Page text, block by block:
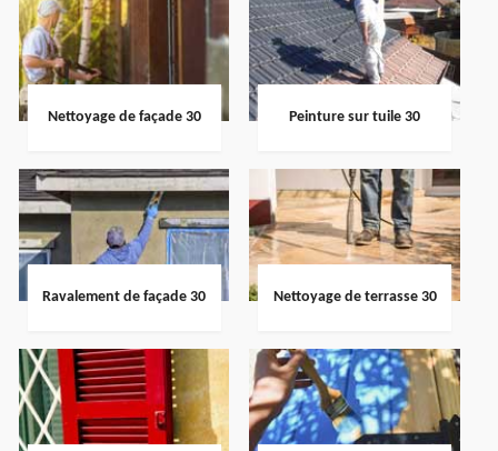
Nettoyage de façade 30 Peinture sur tuile 30
Ravalement de façade 30 Nettoyage de terrasse 30